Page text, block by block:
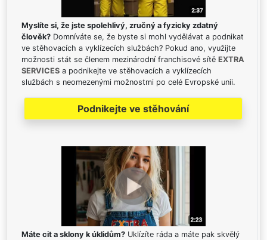
Myslíte si, že jste spolehlivý, zručný a fyzicky zdatný
člověk? Domníváte se, že byste si mohl vydělávat a podnikat
ve stěhovacích a vyklízecích službách? Pokud ano, využijte
možnosti stát se členem mezinárodní franchisové sítě EXTRA
SERVICES a podnikejte ve stěhovacích a vyklízecích
službách s neomezenými možnostmi po celé Evropské unii.
Podnikejte ve stěhování
Máte cit a sklony k úklidům? Uklízíte ráda a máte pak skvělý